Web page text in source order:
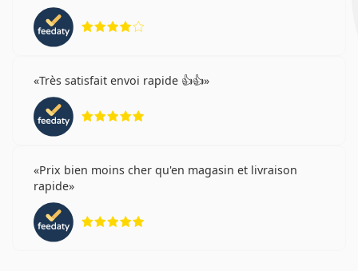
Très satisfait envoi rapide 👍👍
Prix bien moins cher qu'en magasin et livraison
rapide